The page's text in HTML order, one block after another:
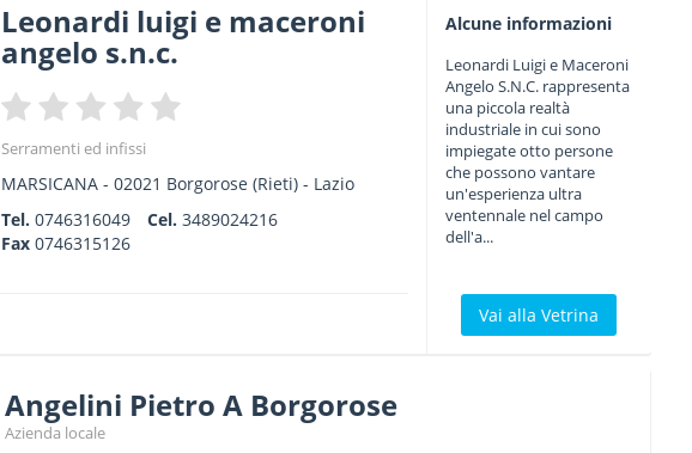
Leonardi luigi e maceroni
angelo s.n.c.
Serramenti ed infissi
MARSICANA -02021 Borgorose (Rieti) - Lazio
Tel.0746316049 Cel.3489024216
Fax0746315126
Alcune informazioni
Leonardi Luigi e Maceroni
Angelo S.N.C. rappresenta
una piccola realtà
industriale in cui sono
impiegate otto persone
che possono vantare
un'esperienza ultra
ventennale nel campo
dell'a...
Vai alla Vetrina
Angelini Pietro A Borgorose
Azienda locale